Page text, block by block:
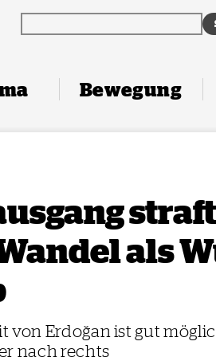
Bewegung
als
von Erdoğan ist gut
nach rechts